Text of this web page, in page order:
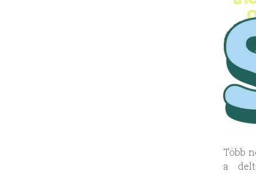
Több
a